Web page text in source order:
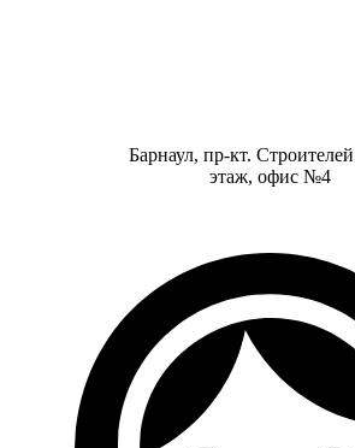
Барнаул, пр-кт.
этаж, офис №4